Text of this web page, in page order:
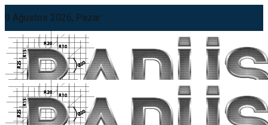
9 Ağustos 2026, Pazar
Döviz Kurları
ABD Doları
47.6085